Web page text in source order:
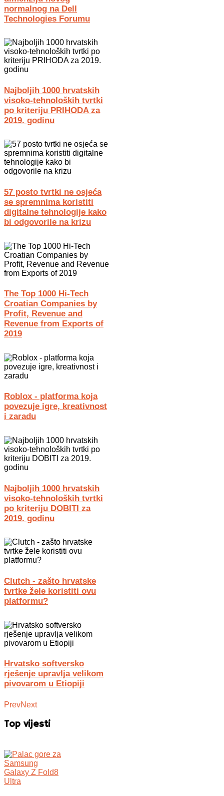
normalnog na Dell
Technologies Forumu
Najboljih 1000 hrvatskih
visoko-tehnoloških tvrtki
po kriteriju PRIHODA za
2019. godinu
57 posto tvrtki ne osjeća
se spremnima koristiti
digitalne tehnologije kako
bi odgovorile na krizu
The Top 1000 Hi-Tech
Croatian Companies by
Profit, Revenue and
Revenue from Exports of
2019
Roblox - platforma koja
povezuje igre, kreativnost
i zaradu
Najboljih 1000 hrvatskih
visoko-tehnoloških tvrtki
po kriteriju DOBITI za
2019. godinu
Clutch - zašto hrvatske
tvrtke žele koristiti ovu
platformu?
Hrvatsko softversko
rješenje upravlja velikom
pivovarom u Etiopiji
PrevNext
Top vijesti